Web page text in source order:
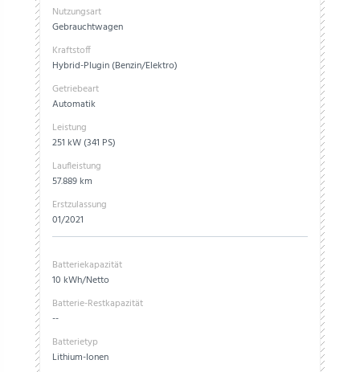
Nutzungsart
Gebrauchtwagen
Kraftstoff
Hybrid-Plugin (Benzin/Elektro)
Getriebeart
Automatik
Leistung
251 kW (341 PS)
Laufleistung
57.889 km
Erstzulassung
01/2021
Batteriekapazität
10 kWh/Netto
Batterie-Restkapazität
--
Batterietyp
Lithium-Ionen